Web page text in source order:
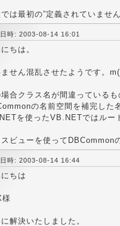
は最初の”定義されていませ
時: 2003-08-14 16:01
ちは。
せん混乱させたようです。
合クラス名が間違っているも
の名前空間を補完した
を使ったVB.NETではルー
スビューを使ってDBCommon
時: 2003-08-14 16:44
ちは
様
解決いたしました。